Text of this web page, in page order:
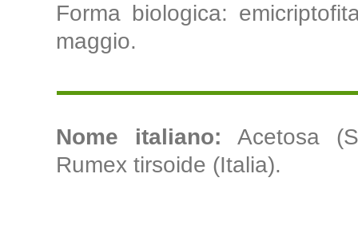
Forma biologica:
maggio.
Nome italiano:Acetosa
Rumex tirsoide (Italia).